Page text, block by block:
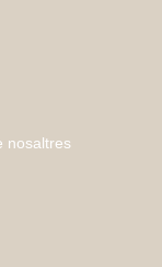
nosaltres